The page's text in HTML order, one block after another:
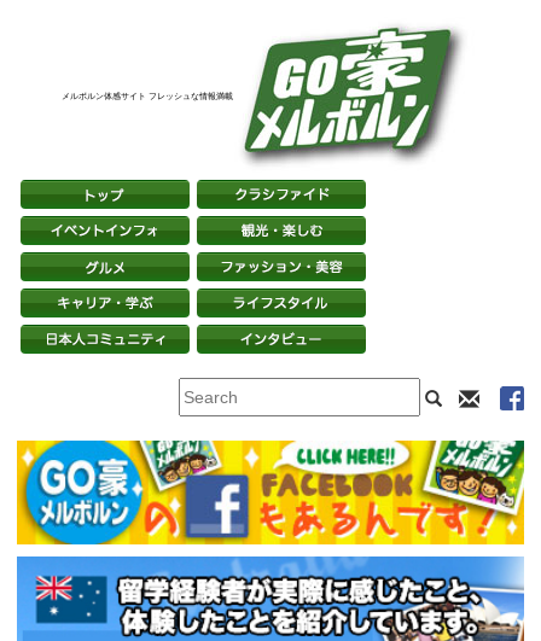
メルボルン体感サイト フレッシュな情報満載